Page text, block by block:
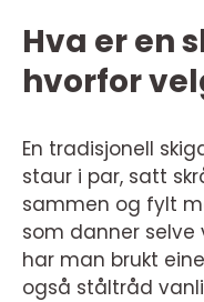
Hva er en
hvorfor
En tradisjonell
staur i par, satt
sammen og fylt
som danner selve
har man brukt
også ståltråd